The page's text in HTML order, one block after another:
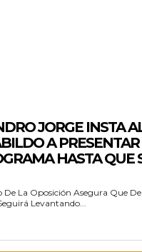
JORGE INSTA
A
HASTA QUE
De La Oposición Asegura Que
Levantando...